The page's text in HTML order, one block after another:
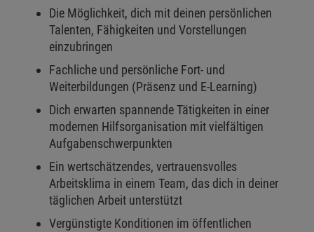
Die Möglichkeit, dich mit deinen persönlichen
Talenten, Fähigkeiten und Vorstellungen
einzubringen
Fachliche und persönliche Fort- und
Weiterbildungen (Präsenz und E-Learning)
Dich erwarten spannende Tätigkeiten in einer
modernen Hilfsorganisation mit vielfältigen
Aufgabenschwerpunkten
Ein wertschätzendes, vertrauensvolles
Arbeitsklima in einem Team, das dich in deiner
täglichen Arbeit unterstützt
Vergünstigte Konditionen im öffentlichen